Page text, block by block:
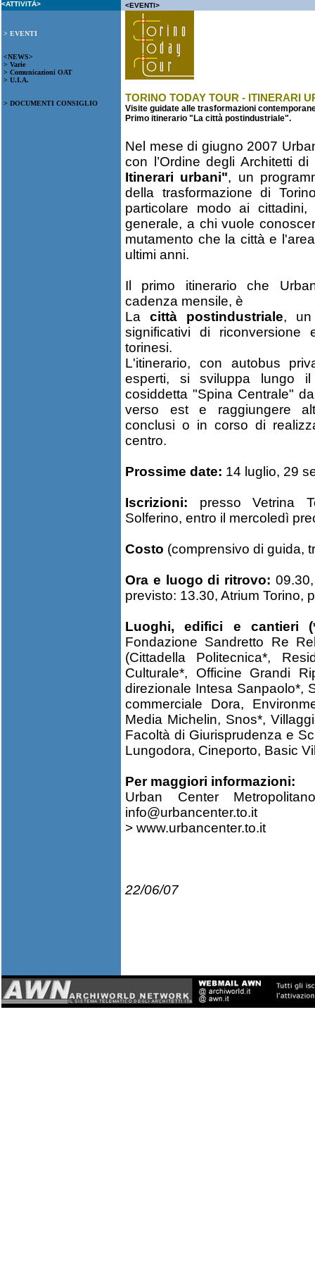
<ATTIVITÀ> <EVENTI>
> EVENTI
<NEWS>
> Varie
> Comunicazioni OAT
> U.I.A.
> DOCUMENTI CONSIGLIO TORINO TODAY TOUR - ITINERARI
Visite guidate alle trasformazioni
Primo itinerario "La città postindustriale".
Nel mese di giugno 2007
con l’Ordine degli Architetti
Itinerari urbani", un
della trasformazione di
particolare modo ai
generale, a chi vuole
mutamento che la città e
ultimi anni.
Il primo itinerario che
cadenza mensile, è
La città postindustriale, un
significativi di riconversione
torinesi.
L'itinerario, con autobus
esperti, si sviluppa lungo il
cosiddetta "Spina Centrale"
verso est e raggiungere
conclusi o in corso di
centro.
Prossime date: 14 luglio, 29
Iscrizioni: presso Vetrina
Solferino, entro il mercoledì
Costo (comprensivo di guida,
Ora e luogo di ritrovo:
previsto: 13.30, Atrium Torino,
Luoghi, edifici e cantieri
Fondazione Sandretto Re
(Cittadella Politecnica*,
Culturale*, Officine Grandi
direzionale Intesa Sanpaolo*,
commerciale Dora,
Media Michelin, Snos*,
Facoltà di Giurisprudenza e
Lungodora, Cineporto, Basic
Per maggiori informazioni:
Urban Center
info@urbancenter.to.it
> www.urbancenter.to.it
22/06/07